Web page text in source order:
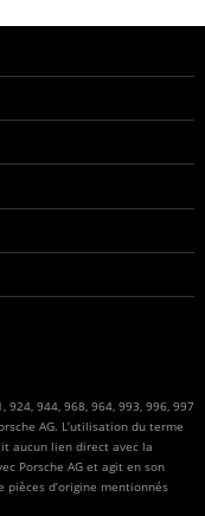
924, 944, 968, 964, 993, 996, 997
AG. L’utilisation du terme
aucun lien direct avec la
Porsche AG et agit en son
d’origine mentionnés